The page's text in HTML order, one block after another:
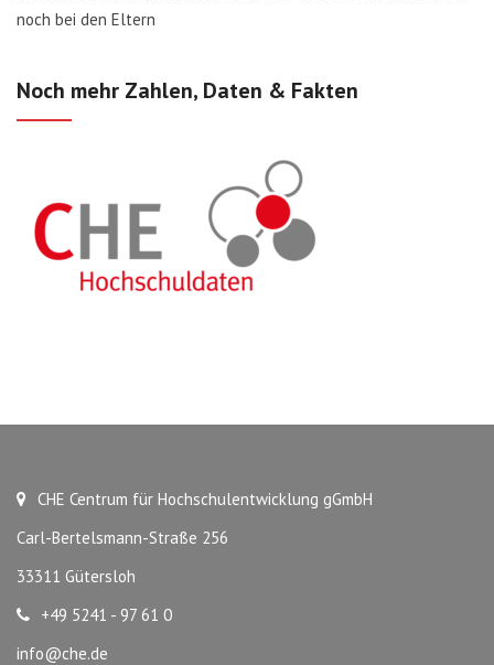
noch bei den Eltern
Noch mehr Zahlen, Daten & Fakten
CHE Centrum für Hochschulentwicklung gGmbH
Carl-Bertelsmann-Straße 256
33311 Gütersloh
+49 5241 - 97 61 0
info@che.de